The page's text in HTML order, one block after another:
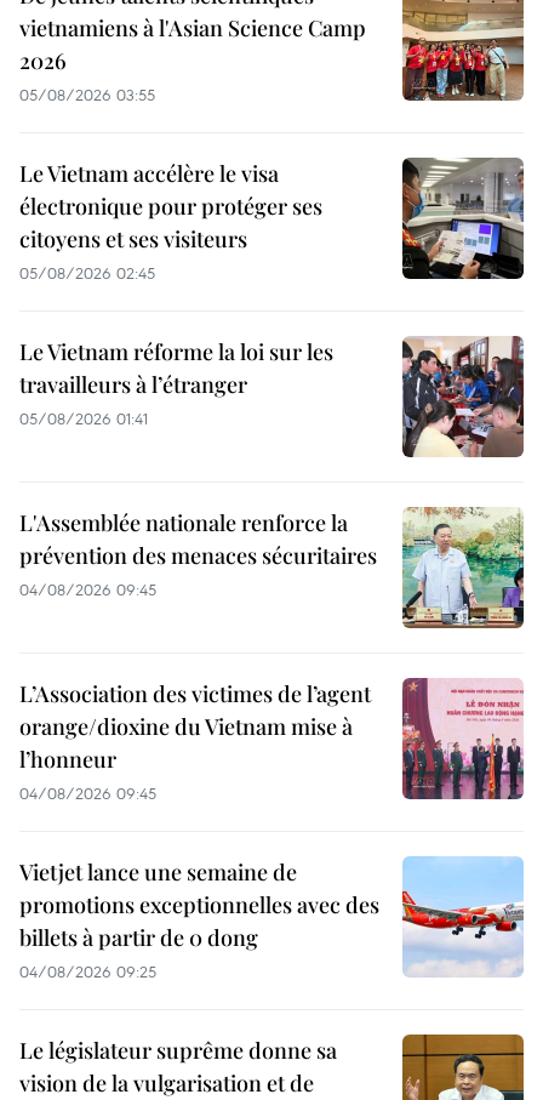
vietnamiens à l'Asian Science Camp
2026
05/08/2026 03:55
Le Vietnam accélère le visa
électronique pour protéger ses
citoyens et ses visiteurs
05/08/2026 02:45
Le Vietnam réforme la loi sur les
travailleurs à l’étranger
05/08/2026 01:41
L'Assemblée nationale renforce la
prévention des menaces sécuritaires
04/08/2026 09:45
L’Association des victimes de l’agent
orange/dioxine du Vietnam mise à
l’honneur
04/08/2026 09:45
Vietjet lance une semaine de
promotions exceptionnelles avec des
billets à partir de 0 dong
04/08/2026 09:25
Le législateur suprême donne sa
vision de la vulgarisation et de